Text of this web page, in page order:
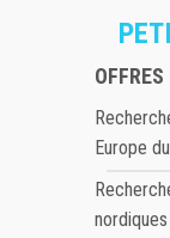
OFFRES
Europe